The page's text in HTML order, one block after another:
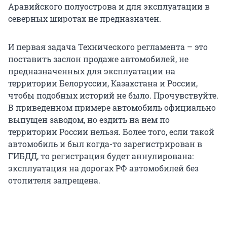
Аравийского полуострова и для эксплуатации в
северных широтах не предназначен.
И первая задача Технического регламента – это
поставить заслон продаже автомобилей, не
предназначенных для эксплуатации на
территории Белоруссии, Казахстана и России,
чтобы подобных историй не было. Прочувствуйте.
В приведенном примере автомобиль официально
выпущен заводом, но ездить на нем по
территории России нельзя. Более того, если такой
автомобиль и был когда-то зарегистрирован в
ГИБДД, то регистрация будет аннулирована:
эксплуатация на дорогах РФ автомобилей без
отопителя запрещена.